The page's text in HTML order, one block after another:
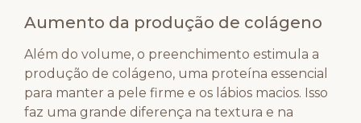
Aumento da produção de colágeno
Além do volume, o preenchimento estimula a
produção de colágeno, uma proteína essencial
para manter a pele firme e os lábios macios. Isso
faz uma grande diferença na textura e na